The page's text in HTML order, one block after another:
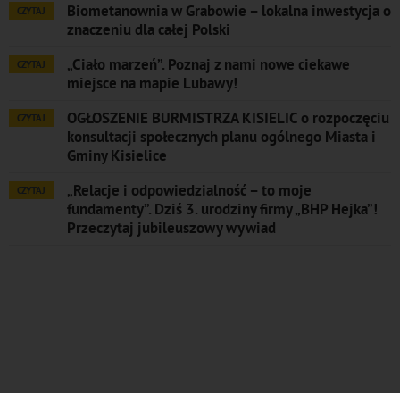
CZYTAJ
Biometanownia w Grabowie – lokalna inwestycja o
znaczeniu dla całej Polski
CZYTAJ
„Ciało marzeń”. Poznaj z nami nowe ciekawe
miejsce na mapie Lubawy!
CZYTAJ
OGŁOSZENIE BURMISTRZA KISIELIC o rozpoczęciu
konsultacji społecznych planu ogólnego Miasta i
Gminy Kisielice
CZYTAJ
„Relacje i odpowiedzialność – to moje
fundamenty”. Dziś 3. urodziny firmy „BHP Hejka”!
Przeczytaj jubileuszowy wywiad